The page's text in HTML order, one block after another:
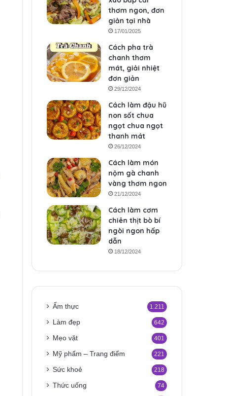
thơm ngon, đơn
giản tại nhà
17/01/2025
Cách pha trà
chanh thơm
mát, giải nhiệt
đơn giản
29/12/2024
Cách làm đậu hũ
non sốt chua
ngọt chua ngọt
thanh mát
26/12/2024
Cách làm món
nộm gà chanh
vàng thơm ngon
21/12/2024
Cách làm cơm
chiên thịt bò bí
ngòi ngon hấp
dẫn
18/12/2024
Ẩm thực 1.211
Làm đẹp 642
Mẹo vặt 401
Mỹ phẩm – Trang điểm 221
Sức khoẻ 218
Thức uống 74